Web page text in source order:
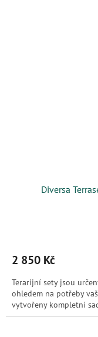
Diversa
2 850 Kč
Terarijní sety jsou
ohledem na potřeby
vytvořeny kompletní